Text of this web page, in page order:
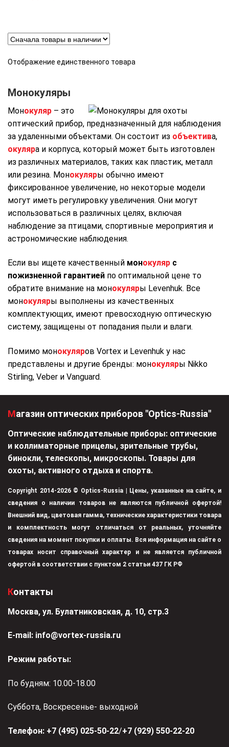
Отображение единственного товара
Монокуляры
Монокуляр – это
оптический прибор, предназначенный для наблюдения
за удаленными объектами. Он состоит из объектива,
окуляра и корпуса, который может быть изготовлен
из различных материалов, таких как пластик, металл
или резина. Монокуляры обычно имеют
фиксированное увеличение, но некоторые модели
могут иметь регулировку увеличения. Они могут
использоваться в различных целях, включая
наблюдение за птицами, спортивные мероприятия и
астрономические наблюдения.
Если вы ищете качественный монокуляр с
пожизненной гарантией по оптимальной цене то
обратите внимание на монокуляры Levenhuk. Все
монокуляры выполнены из качественных
комплектующих, имеют превосходную оптическую
систему, защищены от попадания пыли и влаги.
Помимо монокуляров Vortex и Levenhuk у нас
представлены и другие бренды: монокуляры Nikko
Stirling, Veber и Vanguard.
Магазин оптических приборов "Optics-Russia"
Оптические наблюдательные приборы: оптические
и коллиматорные прицелы, зрительные трубы,
бинокли, телескопы, микроскопы. Товары для
охоты, активного отдыха и спорта.
Copyright 2014-2026 © Optics-Russia | Цены, указанные на сайте, и
сведения о наличии товаров не являются публичной офертой!
Внешний вид, цветовая гамма, технические характеристики товара
и комплектность могут отличаться от реальных, уточняйте
сведения на момент покупки и оплаты. Вся информация на сайте о
товарах носит справочный характер и не является публичной
офертой в соответствии с пунктом 2 статьи 437 ГК РФ
Контакты
Москва, ул. Булатниковская, д. 10, стр.3
Е-mail: info@vortex-russia.ru
Режим работы:
По будням: 10.00-18.00
Суббота, Воскресенье- выходной
Телефон: +7 (495) 025-50-22/+7 (929) 550-22-20